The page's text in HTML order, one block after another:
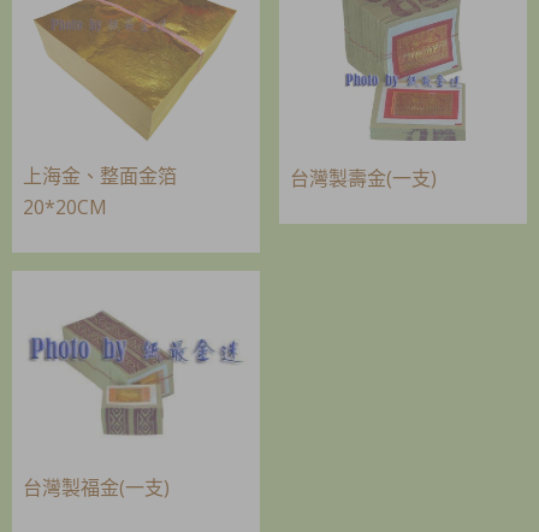
上海金、整面金箔
20*20CM
台灣製壽金(一支)
台灣製福金(一支)